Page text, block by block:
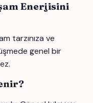
Enerjisini
tarzınıza ve
genel bir